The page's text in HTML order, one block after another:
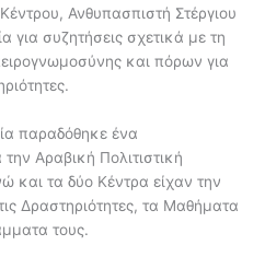
Ανθυπασπιστή Στέργιου
για συζητήσεις σχετικά με τη
και πόρων για
παραδόθηκε ένα
Αραβική Πολιτιστική
και τα δύο Κέντρα είχαν την
Δραστηριότητες, τα Μαθήματα
τους.